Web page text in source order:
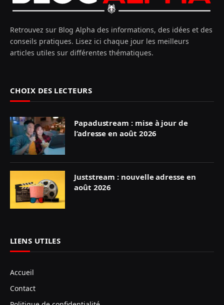
Retrouvez sur Blog Alpha des informations, des idées et des
conseils pratiques. Lisez ici chaque jour les meilleurs
articles utiles sur différentes thématiques.
CHOIX DES LECTEURS
Papadustream : mise à jour de
l’adresse en août 2026
Juststream : nouvelle adresse en
août 2026
LIENS UTILES
Accueil
Contact